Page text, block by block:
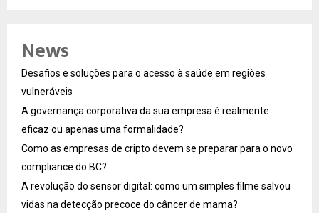
News
Desafios e soluções para o acesso à saúde em regiões
vulneráveis
A governança corporativa da sua empresa é realmente
eficaz ou apenas uma formalidade?
Como as empresas de cripto devem se preparar para o novo
compliance do BC?
A revolução do sensor digital: como um simples filme salvou
vidas na detecção precoce do câncer de mama?